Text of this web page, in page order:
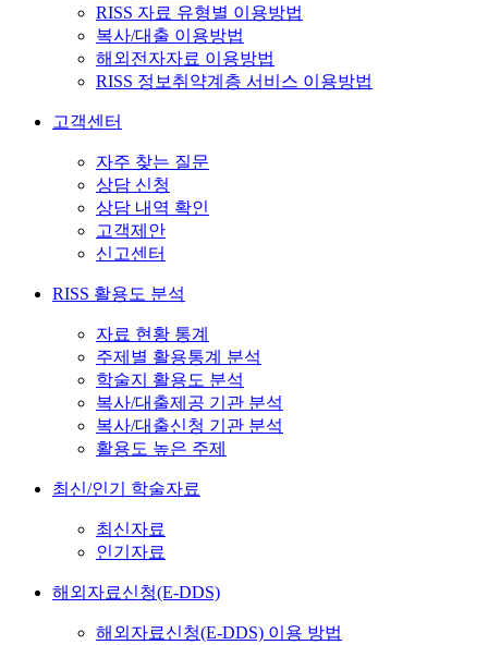
RISS 자료 유형별 이용방법
복사/대출 이용방법
해외전자자료 이용방법
RISS 정보취약계층 서비스 이용방법
고객센터
자주 찾는 질문
상담 신청
상담 내역 확인
고객제안
신고센터
RISS 활용도 분석
자료 현황 통계
주제별 활용통계 분석
학술지 활용도 분석
복사/대출제공 기관 분석
복사/대출신청 기관 분석
활용도 높은 주제
최신/인기 학술자료
최신자료
인기자료
해외자료신청(E-DDS)
해외자료신청(E-DDS) 이용 방법